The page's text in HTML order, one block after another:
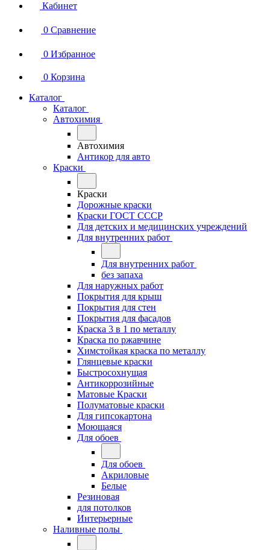
Кабинет
0 Сравнение
0 Избранное
0 Корзина
Каталог
Каталог
Автохимия
Автохимия
Антикор для авто
Краски
Краски
Дорожные краски
Краски ГОСТ СССР
Для детских и медицинских учреждений
Для внутренних работ
Для внутренних работ
без запаха
Для наружных работ
Покрытия для крыш
Покрытия для стен
Покрытия для фасадов
Краска 3 в 1 по металлу
Краска по ржавчине
Химстойкая краска по металлу
Глянцевые краски
Быстросохнущая
Антикоррозийные
Матовые Краски
Полуматовые краски
Для гипсокартона
Моющаяся
Для обоев
Для обоев
Акриловые
Белые
Резиновая
для потолков
Интерьерные
Наливные полы